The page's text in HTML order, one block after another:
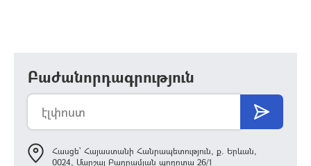
Բաժանորդագրություն
Հասցե՝ Հայաստանի Հանրապետություն, ք. Երևան,
0024, Մարշալ Բաղրամյան պողոտա 26/1